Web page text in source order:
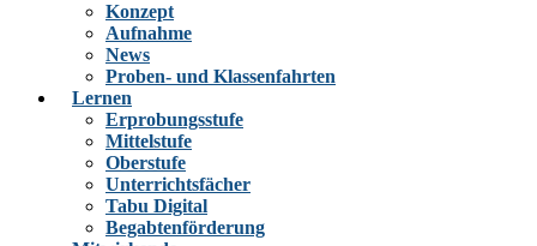
Konzept
Aufnahme
News
Proben- und Klassenfahrten
Lernen
Erprobungsstufe
Mittelstufe
Oberstufe
Unterrichtsfächer
Tabu Digital
Begabtenförderung